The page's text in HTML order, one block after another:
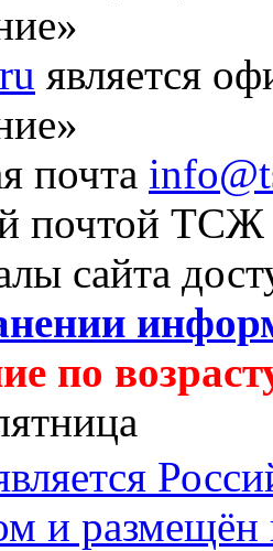
является
почта
почтой
сайта
по
и размещён